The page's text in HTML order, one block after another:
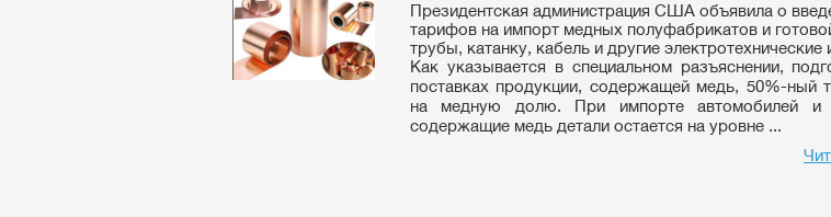
Президентская администрация США объявила о
тарифов на импорт медных полуфабрикатов и
трубы, катанку, кабель и другие электротехнические
Как указывается в специальном разъяснении,
поставках продукции, содержащей медь, 50%-ный
на медную долю. При импорте автомобилей и
содержащие медь детали остается на уровне ...